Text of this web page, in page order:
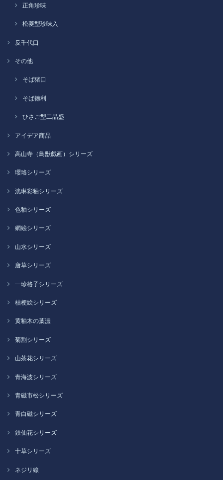
正角珍味
松菱型珍味入
反千代口
その他
そば猪口
そば徳利
ひさご型二品盛
アイデア商品
高山寺（鳥獣戯画）シリーズ
瓔珞シリーズ
洸琳彩釉シリーズ
色釉シリーズ
網絵シリーズ
山水シリーズ
唐草シリーズ
一珍格子シリーズ
桔梗絵シリーズ
黄釉木の葉濃
菊割シリーズ
山茶花シリーズ
青海波シリーズ
青磁市松シリーズ
青白磁シリーズ
鉄仙花シリーズ
十草シリーズ
ネジリ線